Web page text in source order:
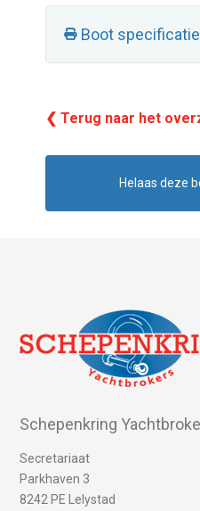
Boot
❮ Terug naar het
Helaas deze
Schepenkring
Secretariaat
Parkhaven 3
8242 PE Lelystad